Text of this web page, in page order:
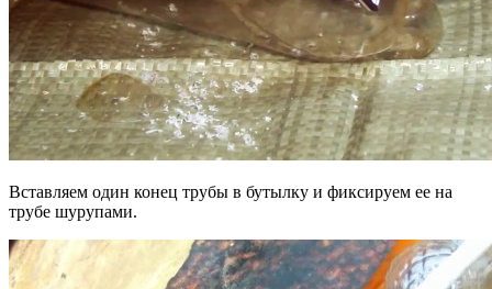
Вставляем один конец трубы в бутылку и фиксируем ее на
трубе шурупами.